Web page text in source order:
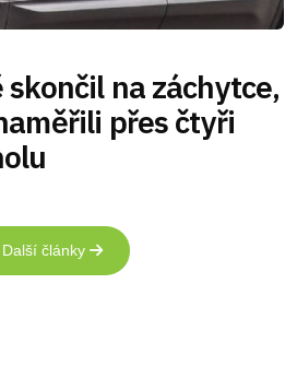
skončil na záchytce,
přes čtyři
Další články